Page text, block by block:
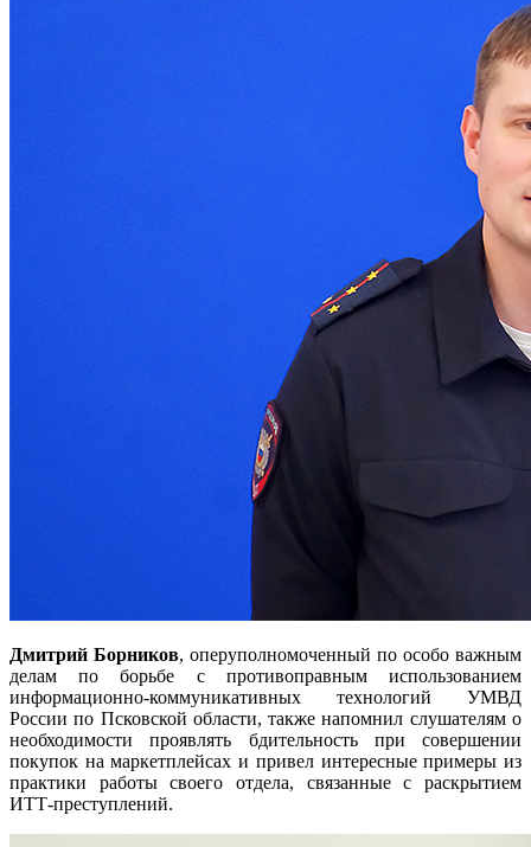
Дмитрий Борников, оперуполномоченный по особо важным
делам по борьбе с противоправным использованием
информационно-коммуникативных технологий УМВД
России по Псковской области, также напомнил слушателям о
необходимости проявлять бдительность при совершении
покупок на маркетплейсах и привел интересные примеры из
практики работы своего отдела, связанные с раскрытием
ИТТ-преступлений.